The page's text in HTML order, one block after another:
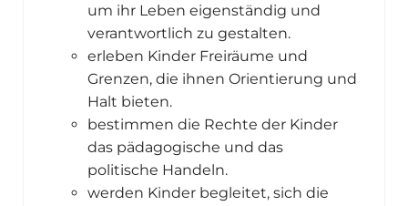
um ihr Leben eigenständig und
verantwortlich zu gestalten.
erleben Kinder Freiräume und
Grenzen, die ihnen Orientierung und
Halt bieten.
bestimmen die Rechte der Kinder
das pädagogische und das
politische Handeln.
werden Kinder begleitet, sich die